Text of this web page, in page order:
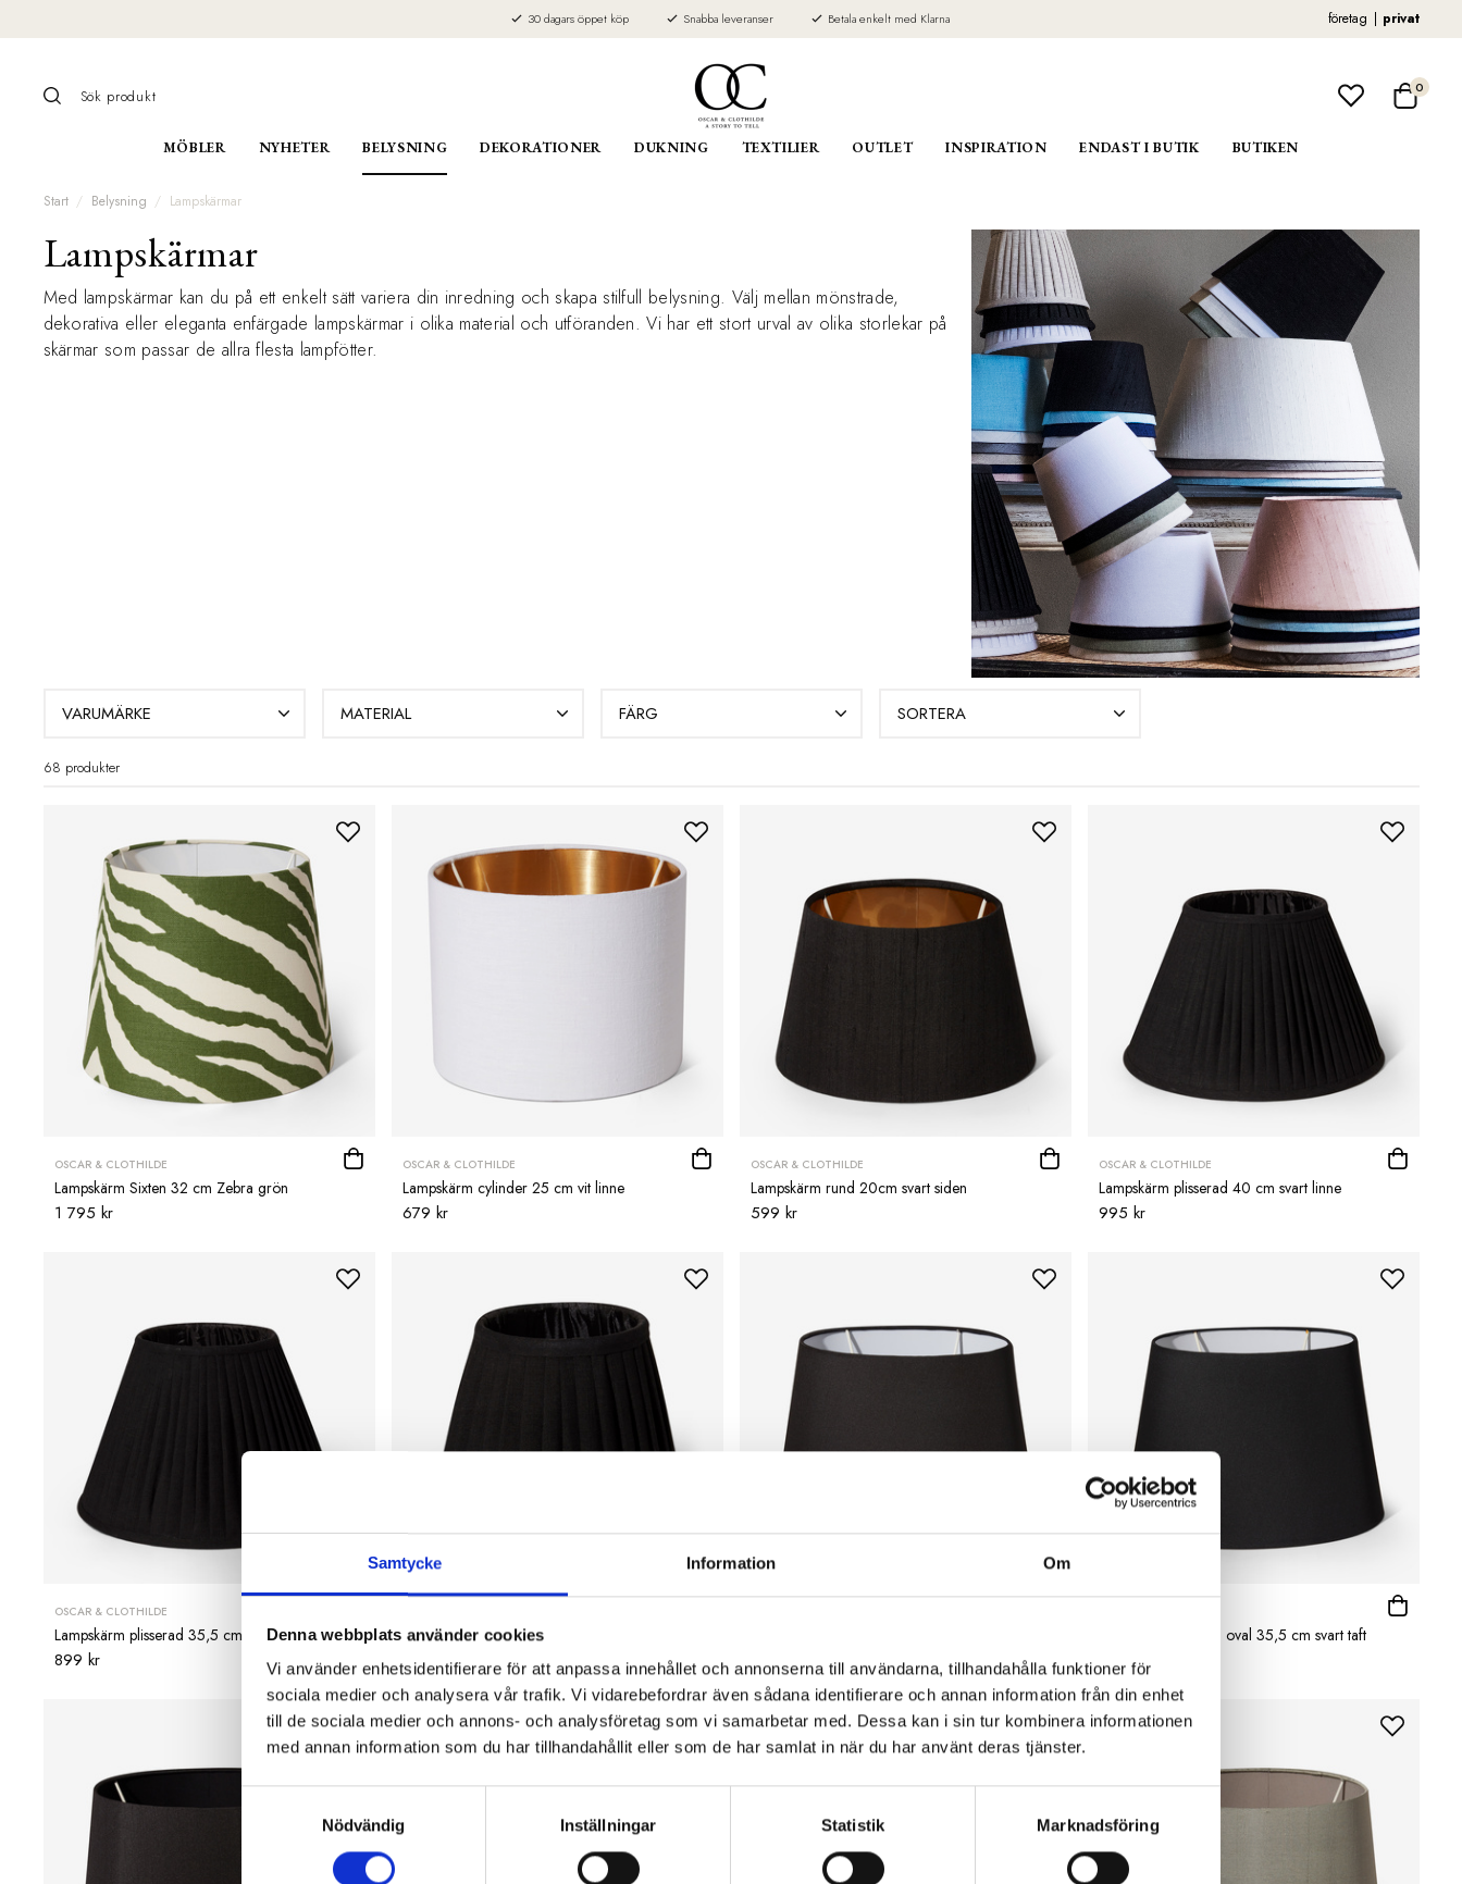
Samtycke Information Om
Denna webbplats använder cookies
Vi använder enhetsidentifierare för att anpassa innehållet och annonserna till användarna, tillhandahålla funktioner för
sociala medier och analysera vår trafik. Vi vidarebefordrar även sådana identifierare och annan information från din enhet
till de sociala medier och annons- och analysföretag som vi samarbetar med. Dessa kan i sin tur kombinera informationen
med annan information som du har tillhandahållit eller som de har samlat in när du har använt deras tjänster.
Nödvändig
Inställningar Statistik Marknadsföring
företag privat
30 dagars öppet köp Snabba leveranser Betala enkelt med Klarna
0
MÖBLER NYHETER BELYSNING DEKORATIONER DUKNING TEXTILIER OUTLET INSPIRATION ENDAST I BUTIK BUTIKEN
Start Belysning Lampskärmar
Lampskärmar
Med lampskärmar kan du på ett enkelt sätt variera din inredning och skapa stilfull belysning. Välj mellan mönstrade,
dekorativa eller eleganta enfärgade lampskärmar i olika material och utföranden. Vi har ett stort urval av olika storlekar på
skärmar som passar de allra flesta lampfötter.
VARUMÄRKE MATERIAL FÄRG SORTERA
68 produkter
OSCAR & CLOTHILDE
Lampskärm Sixten 32 cm Zebra grön
1 795 kr
OSCAR & CLOTHILDE
Lampskärm cylinder 25 cm vit linne
679 kr
OSCAR & CLOTHILDE
Lampskärm rund 20cm svart siden
599 kr
OSCAR & CLOTHILDE
Lampskärm plisserad 40 cm svart linne
995 kr
OSCAR & CLOTHILDE
Lampskärm plisserad 35,5 cm svart linne
899 kr
Lampskärm plisserad 20,5 cm svart bomull
599 kr 599 kr
Lampskärm William oval 35,5 cm svart taft
699 kr